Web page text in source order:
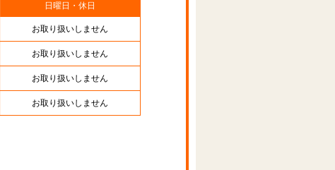
日曜日・休日
お取り扱いしません
お取り扱いしません
お取り扱いしません
お取り扱いしません